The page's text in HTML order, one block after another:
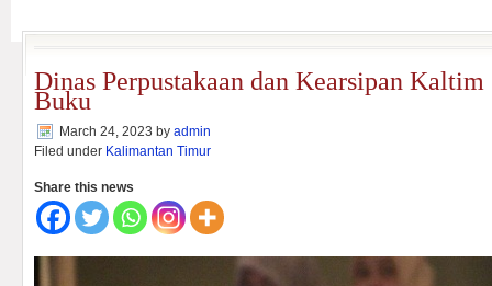
Dinas Perpustakaan dan Kearsipan
Buku
March 24, 2023 by admin
Filed under Kalimantan Timur
Share this news